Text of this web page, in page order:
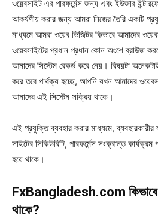
ওয়েবসাইট এর পারফর্মেন্স জন্য এবং ইউজার
আকর্ষণীয় করার জন্য আমরা নিজের তৈরি একটি
মাধ্যমে আমরা ওয়েব ভিজিটর কিভাবে আমাদের
ওয়েবসাইটের প্রধান প্রধান কোন অংশে ব্রাউজ
আমাদের সিস্টেম রেকর্ড করে নেয়। বিষয়টা
করে তবে পার্থক্য হচ্ছে, আপনি যখন আমাদের
আমাদের এই সিস্টেম সক্রিয় থাকে।
এই প্রযুক্তি ব্যবহার করার মাধ্যমে, ব্যবহারকারীর
সাইটের সিকিউরিটি, পারফর্মেন্স সংক্রান্ত
হয়ে থাকে।
FxBangladesh.com কিভাবে
থাকে?